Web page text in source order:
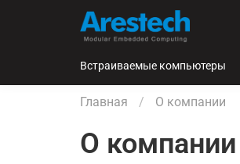
Встраиваемые компьютеры
Главная О компании
О компании